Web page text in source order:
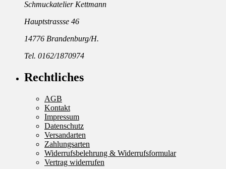
Schmuckatelier Kettmann
Hauptstrassse 46
14776 Brandenburg/H.
Tel. 0162/1870974
Rechtliches
AGB
Kontakt
Impressum
Datenschutz
Versandarten
Zahlungsarten
Widerrufsbelehrung & Widerrufsformular
Vertrag widerrufen